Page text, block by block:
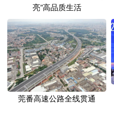
陕西 甘肃
新疆 内蒙古
多语种频道
English Español
亮”高品质生活
莞番高速公路全线贯通